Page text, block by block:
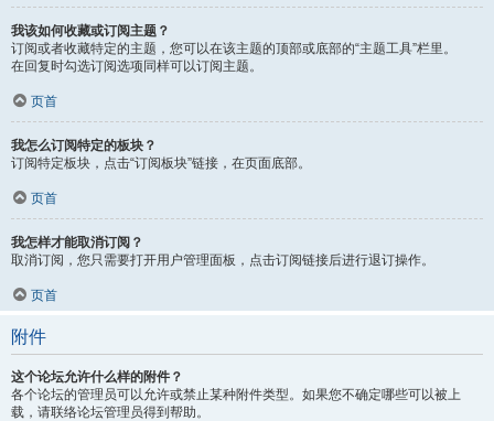
我该如何收藏或订阅主题？
订阅或者收藏特定的主题，您可以在该主题的顶部或底部的“主题工具”栏里。
在回复时勾选订阅选项同样可以订阅主题。
页首
我怎么订阅特定的板块？
订阅特定板块，点击“订阅板块”链接，在页面底部。
页首
我怎样才能取消订阅？
取消订阅，您只需要打开用户管理面板，点击订阅链接后进行退订操作。
页首
附件
这个论坛允许什么样的附件？
各个论坛的管理员可以允许或禁止某种附件类型。如果您不确定哪些可以被上
载，请联络论坛管理员得到帮助。